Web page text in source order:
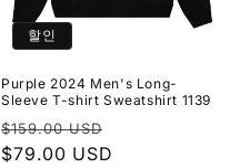
할인
Purple 2024 Men's Long-
Sleeve T-shirt Sweatshirt 1139
정
가
$159.00 USD
$79.00 USD